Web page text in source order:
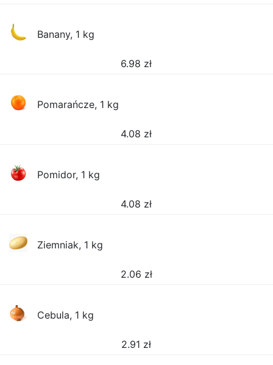
Banany, 1 kg
6.98 zł
Pomarańcze, 1 kg
4.08 zł
Pomidor, 1 kg
4.08 zł
Ziemniak, 1 kg
2.06 zł
Cebula, 1 kg
2.91 zł